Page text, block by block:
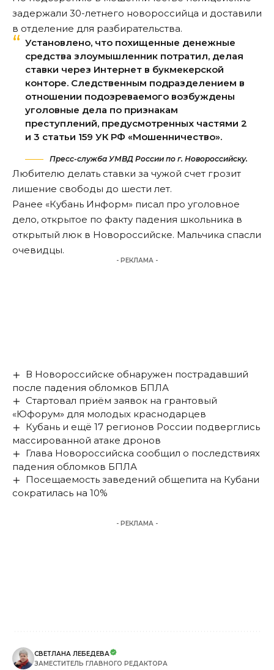
задержали 30-летнего новороссийца и доставили
в отделение для разбирательства.
Установлено, что похищенные денежные
средства злоумышленник потратил, делая
ставки через Интернет в букмекерской
конторе. Следственным подразделением в
отношении подозреваемого возбуждены
уголовные дела по признакам
преступлений, предусмотренных частями 2
и 3 статьи 159 УК РФ «Мошенничество».
Пресс-служба УМВД России по г. Новороссийску.
Любителю делать ставки за чужой счет грозит
лишение свободы до шести лет.
Ранее «Кубань Информ» писал про уголовное
дело, открытое по факту падения школьника в
открытый люк в Новороссийске. Мальчика спасли
очевидцы.
- РЕКЛАМА -
В Новороссийске обнаружен пострадавший
после падения обломков БПЛА
Стартовал приём заявок на грантовый
«Юфорум» для молодых краснодарцев
Кубань и ещё 17 регионов России подверглись
массированной атаке дронов
Глава Новороссийска сообщил о последствиях
падения обломков БПЛА
Посещаемость заведений общепита на Кубани
сократилась на 10%
- РЕКЛАМА -
СВЕТЛАНА ЛЕБЕДЕВА
ЗАМЕСТИТЕЛЬ ГЛАВНОГО РЕДАКТОРА